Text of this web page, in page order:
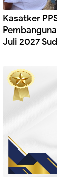
Kasatker
Juli 2027